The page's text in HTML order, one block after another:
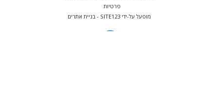
פרטיות
מופעל על-ידיSITE123
- בניית אתרים